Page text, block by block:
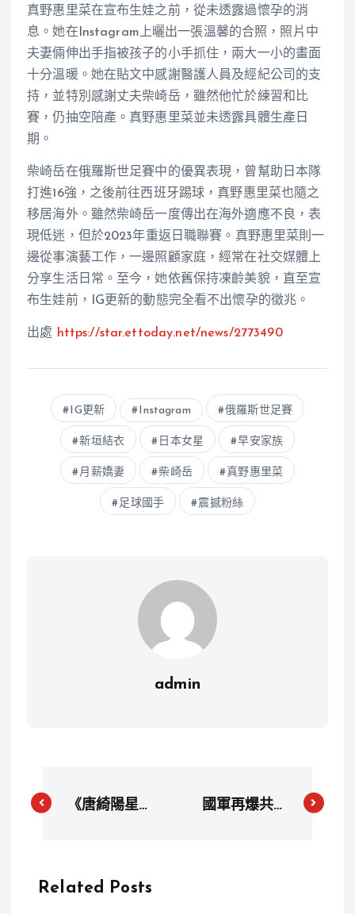
真野惠里菜在宣布生娃之前，從未透露過懷孕的消
息。她在Instagram上曬出一張溫馨的合照，照片中
夫妻倆伸出手指被孩子的小手抓住，兩大一小的畫面
十分溫暖。她在貼文中感謝醫護人員及經紀公司的支
持，並特別感謝丈夫柴崎岳，雖然他忙於練習和比
賽，仍抽空陪產。真野惠里菜並未透露具體生產日
期。
柴崎岳在俄羅斯世足賽中的優異表現，曾幫助日本隊
打進16強，之後前往西班牙踢球，真野惠里菜也隨之
移居海外。雖然柴崎岳一度傳出在海外適應不良，表
現低迷，但於2023年重返日職聯賽。真野惠里菜則一
邊從事演藝工作，一邊照顧家庭，經常在社交媒體上
分享生活日常。至今，她依舊保持凍齡美貌，直至宣
布生娃前，IG更新的動態完全看不出懷孕的徵兆。
出處 https://star.ettoday.net/news/2773490
IG更新 Instagram 俄羅斯世足賽
新垣結衣 日本女星 早安家族
月薪嬌妻 柴崎岳 真野惠里菜
足球國手 震撼粉絲
admin
《唐綺陽星座
刺獅子，獅子
國軍再爆共諜
Related Posts